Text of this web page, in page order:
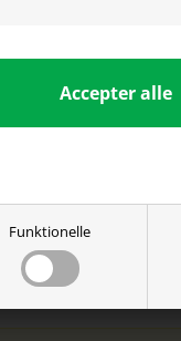
Funktionelle